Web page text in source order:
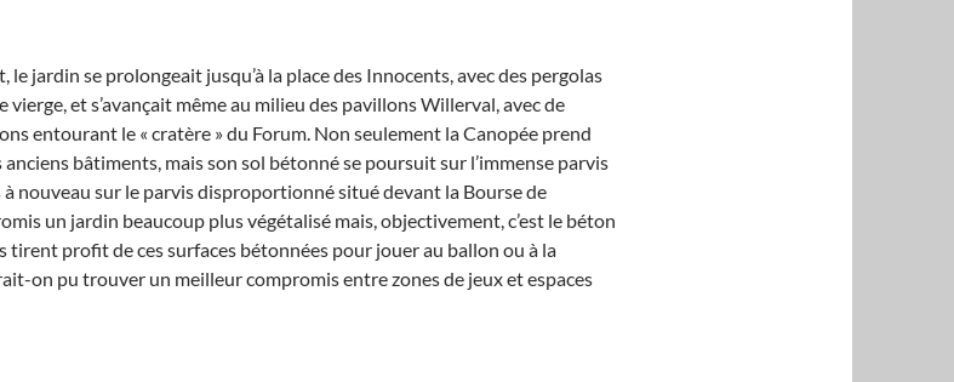
le jardin se prolongeait jusqu’à la place des Innocents, avec des pergolas
et s’avançait même au milieu des pavillons Willerval, avec de
entourant le « cratère » du Forum. Non seulement la Canopée prend
bâtiments, mais son sol bétonné se poursuit sur l’immense parvis
nouveau sur le parvis disproportionné situé devant la Bourse de
un jardin beaucoup plus végétalisé mais, objectivement, c’est le béton
tirent profit de ces surfaces bétonnées pour jouer au ballon ou à la
on pu trouver un meilleur compromis entre zones de jeux et espaces